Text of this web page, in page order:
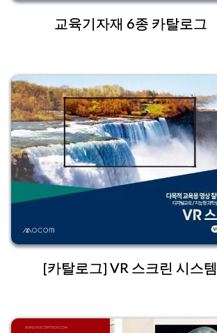
교육기자재 6종 카탈로그
[카탈로그] VR 스크린 시스템